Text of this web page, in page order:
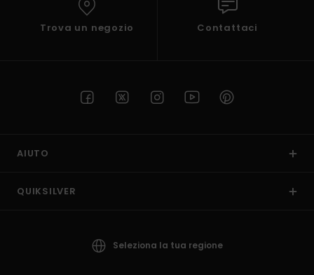
Trova un negozio Contattaci
AIUTO
QUIKSILVER
Seleziona la tua regione